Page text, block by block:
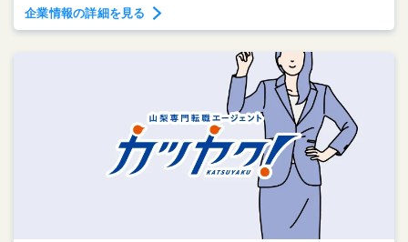
企業情報の詳細を見る